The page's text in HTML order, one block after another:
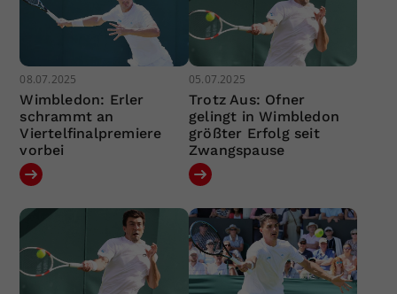
08.07.2025
Wimbledon: Erler
schrammt an
Viertelfinalpremiere
vorbei
05.07.2025
Trotz Aus: Ofner
gelingt in Wimbledon
größter Erfolg seit
Zwangspause